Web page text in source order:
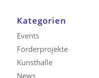
Kategorien
Events
Förderprojekte
Kunsthalle
News